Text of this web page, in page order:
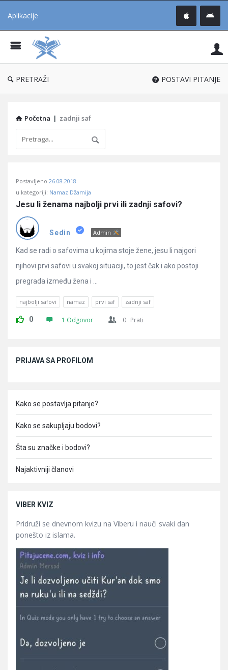
Aplikacije
®
PRETRAŽI POSTAVI PITANJE
Početna | zadnji saf
Učene
Latest
Pitanja
Postavljeno 26.08.2018
u kategoriji: Namaz Džamija
Jesu li ženama najbolji prvi ili zadnji safovi?
Sedin Admin
Kad se radi o safovima u kojima stoje žene, jesu li najgori
njihovi prvi safovi u svakoj situaciji, to jest čak i ako postoji
pregrada između žena i ...
najbolji safovi namaz prvi saf zadnji saf
0 1 Odgovor 0 Prati
PRIJAVA SA PROFILOM
Kako se postavlja pitanje?
Kako se sakupljaju bodovi?
Šta su značke i bodovi?
Najaktivniji članovi
VIBER KVIZ
Pridruži se dnevnom kvizu na Viberu i nauči svaki dan
ponešto iz islama.